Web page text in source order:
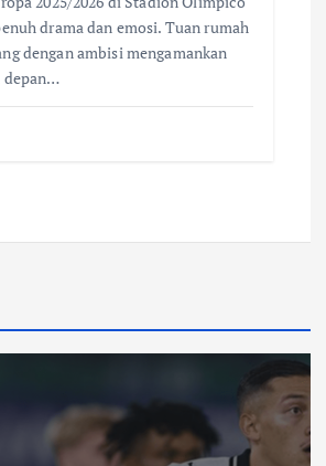
drama dan emosi. Tuan rumah
dengan ambisi mengamankan
depan…